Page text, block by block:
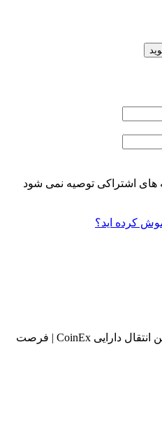
های اشتراکی توصیه نمی شود
کرده اید؟
بهترین صرافی های جایگزین انتقال دارایی CoinEx | فرصت